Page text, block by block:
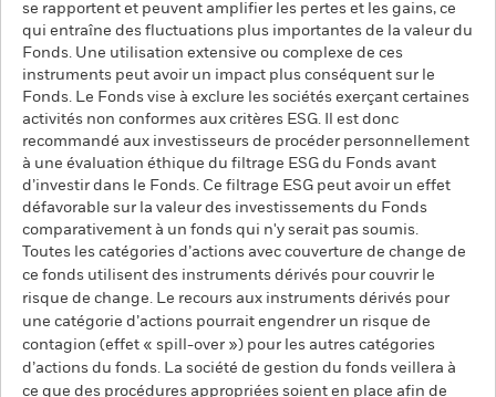
se rapportent et peuvent amplifier les pertes et les gains, ce
qui entraîne des fluctuations plus importantes de la valeur du
Fonds. Une utilisation extensive ou complexe de ces
instruments peut avoir un impact plus conséquent sur le
Fonds. Le Fonds vise à exclure les sociétés exerçant certaines
activités non conformes aux critères ESG. Il est donc
recommandé aux investisseurs de procéder personnellement
à une évaluation éthique du filtrage ESG du Fonds avant
d’investir dans le Fonds. Ce filtrage ESG peut avoir un effet
défavorable sur la valeur des investissements du Fonds
comparativement à un fonds qui n'y serait pas soumis.
Toutes les catégories d’actions avec couverture de change de
ce fonds utilisent des instruments dérivés pour couvrir le
risque de change. Le recours aux instruments dérivés pour
une catégorie d’actions pourrait engendrer un risque de
contagion (effet « spill-over ») pour les autres catégories
d’actions du fonds. La société de gestion du fonds veillera à
ce que des procédures appropriées soient en place afin de